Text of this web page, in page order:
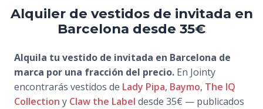
Alquiler de vestidos de invitada en
Barcelona desde 35€
Alquila tu vestido de invitada en Barcelona de
marca por una fracción del precio. En Jointy
encontrarás vestidos de Lady Pipa, Baymo, The IQ
Collection y Claw the Label desde 35€ — publicados